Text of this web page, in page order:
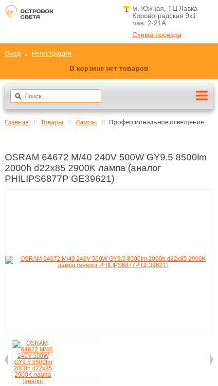
м. Южная, ТЦ Лавка
Кировоградская 9к1
пав. 2-21A
Схема проезда
Вход
Регистрация
В корзине нет товаров
Главная Товары Лампы Профессиональное освещение
OSRAM 64672 M/40 240V 500W GY9.5 8500lm
2000h d22x85 2900K лампа (аналог
PHILIPS6877P GE39621)